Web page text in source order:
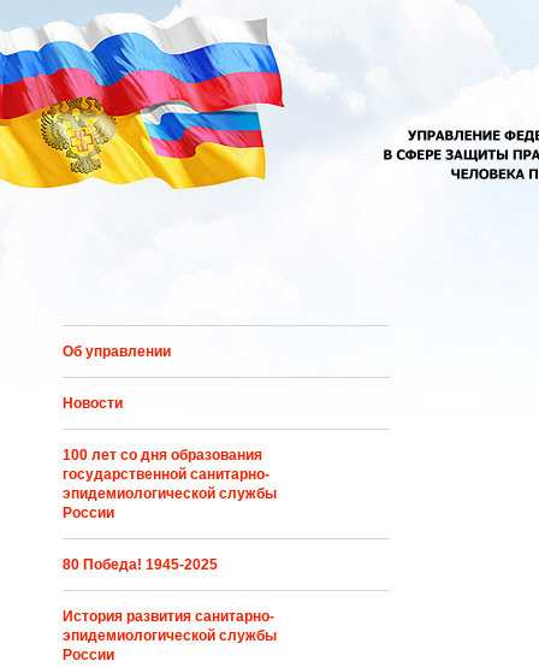
Перейти к основному содержанию
Об управлении
Новости
100 лет со дня образования
государственной санитарно-
эпидемиологической службы
России
80 Победа! 1945-2025
История развития санитарно-
эпидемиологической службы
России